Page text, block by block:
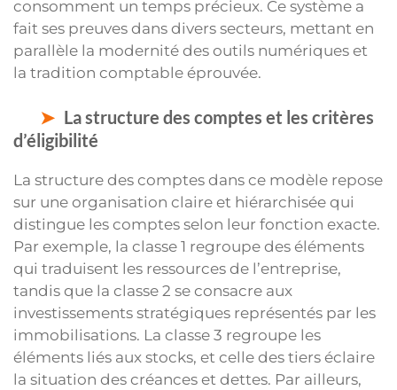
consomment un temps précieux. Ce système a
fait ses preuves dans divers secteurs, mettant en
parallèle la modernité des outils numériques et
la tradition comptable éprouvée.
La structure des comptes et les critères
d’éligibilité
La structure des comptes dans ce modèle repose
sur une organisation claire et hiérarchisée qui
distingue les comptes selon leur fonction exacte.
Par exemple, la classe 1 regroupe des éléments
qui traduisent les ressources de l’entreprise,
tandis que la classe 2 se consacre aux
investissements stratégiques représentés par les
immobilisations. La classe 3 regroupe les
éléments liés aux stocks, et celle des tiers éclaire
la situation des créances et dettes. Par ailleurs,